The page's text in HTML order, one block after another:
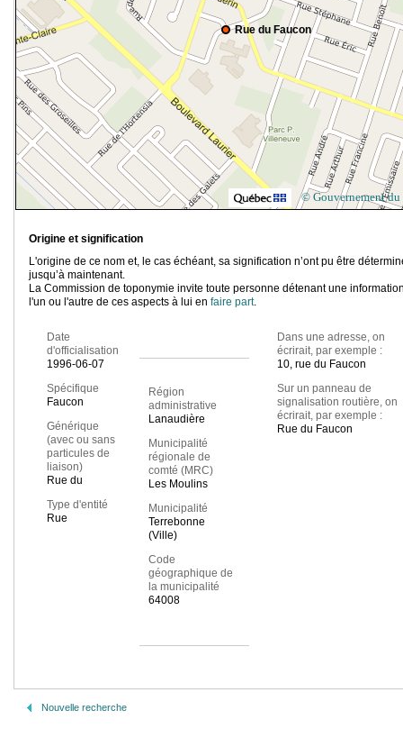
Rue du Faucon
© Gouvernement du
Origine et signification
L'origine de ce nom et, le cas échéant, sa signification n’ont pu être
jusqu’à maintenant.
La Commission de toponymie invite toute personne détenant une
l'un ou l'autre de ces aspects à lui en faire part.
Date
d'officialisation
1996-06-07
Spécifique
Faucon
Générique
(avec ou sans
particules de
liaison)
Rue du
Type d'entité
Rue
Région
administrative
Lanaudière
Municipalité
régionale de
comté (MRC)
Les Moulins
Municipalité
Terrebonne
(Ville)
Code
géographique de
la municipalité
64008
Dans une adresse, on
écrirait, par exemple :
10, rue du Faucon
Sur un panneau de
signalisation routière, on
écrirait, par exemple :
Rue du Faucon
Nouvelle recherche